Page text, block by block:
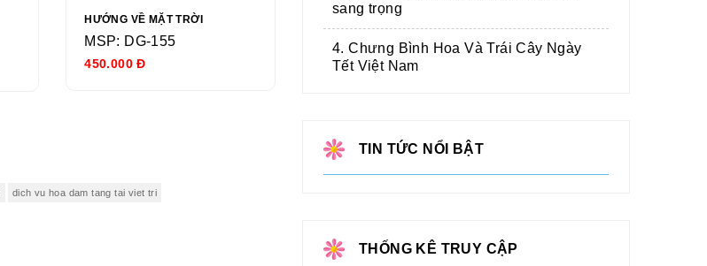
HƯỚNG VỀ MẶT TRỜI
MSP: DG-155
450.000 Đ
TIẾC THƯƠNG
MSP: DG-131
1.100.000 Đ
MSP: DG-58
dich vu hoa dam tang tai viet tri
sang trọng
4. Chưng Bình Hoa Và Trái Cây Ngày
Tết Việt Nam
TIN TỨC NỔI BẬT
THỐNG KÊ TRUY CẬP